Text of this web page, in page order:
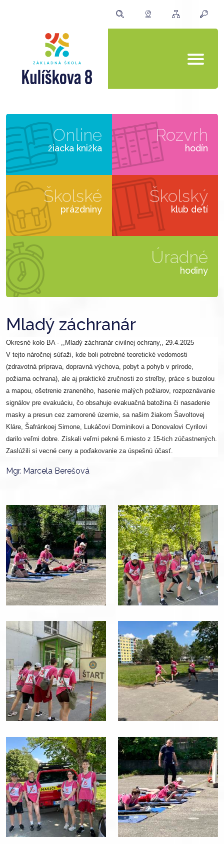
Online
žiacka knižka
Rozvrh
hodín
Školské
prázdniny
Školský
klub detí
Úradné
hodiny
Mladý záchranár
Okresné kolo BA - ,,Mladý záchranár civilnej ochrany,, 29.4.2025
V tejto náročnej súťaži, kde boli potrebné teoretické vedomosti
(zdravotná príprava, dopravná výchova, pobyt a pohyb v prírode,
požiarna ochrana), ale aj praktické zručnosti zo streľby, práce s buzolou
a mapou, ošetrenie zraneného, hasenie malých požiarov, rozpoznávanie
signálov pre evakuáciu, čo obsahuje evakuačná batožina či nasadenie
masky a presun cez zamorené územie, sa našim žiakom Šavoltovej
Kláre, Šafránkoej Simone, Lukáčovi Dominikovi a Donovalovi Cyrilovi
darilo veľmi dobre. Získali veľmi pekné 6.miesto z 15-tich zúčastnených.
Zaslúžili si vecné ceny a poďakovanie za úspešnú účasť.
Mgr. Marcela Berešová